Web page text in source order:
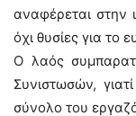
αναφέρεται στην
όχι θυσίες για το
Ο λαός
Συνιστωσών,
σύνολο του